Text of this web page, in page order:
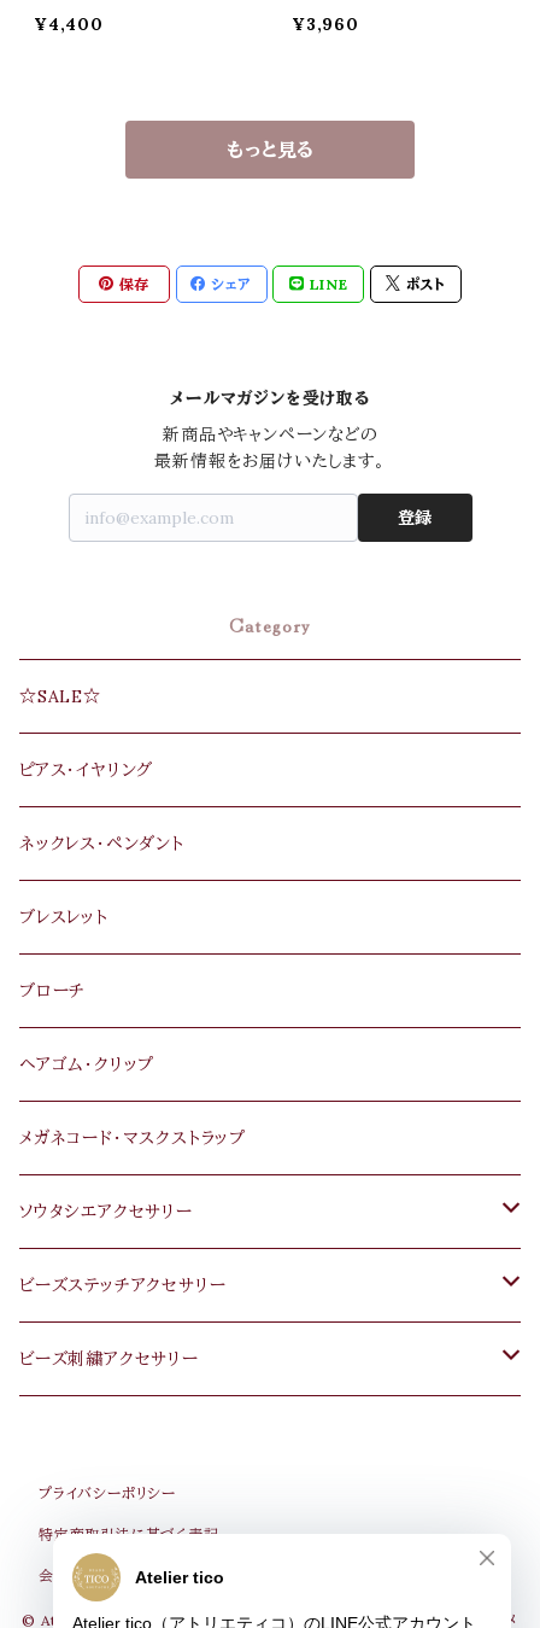
¥4,400
ト
¥3,960
もっと見る
保存 シェア LINE ポスト
メールマガジンを受け取る
新商品やキャンペーンなどの
最新情報をお届けいたします。
登録
Category
☆SALE☆
ピアス･イヤリング
ネックレス･ペンダント
ブレスレット
ブローチ
ヘアゴム･クリップ
メガネコード･マスクストラップ
ソウタシエアクセサリー
ピアス･イヤリング
ネックレス･ペンダント
ブローチ
ヘアゴム･クリップ
ビーズステッチアクセサリー
ピアス・イヤリング
ブレスレット
ブローチ
ビーズ刺繍アクセサリー
ブローチ
ヘアゴム･ヘアピン
プライバシーポリシー
特定商取引法に基づく表記
会員規約
© Atelier tico（アトリエティコ）・大人リッチカジュアル・ソウタシエ･ハンドメ